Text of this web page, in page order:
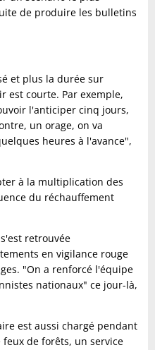
de produire les bulletins
et plus la durée sur
est courte. Par exemple,
l'anticiper cinq jours,
un orage, on va
heures à l'avance",
à la multiplication des
du réchauffement
retrouvée
en vigilance rouge
"On a renforcé l'équipe
nationaux" ce jour-là,
est aussi chargé pendant
de forêts, un service